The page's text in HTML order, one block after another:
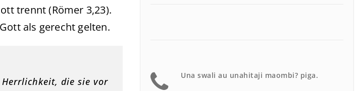
trennt (Römer 3,23).
als gerecht gelten.
die sie vor
Una swali au unahitaji maombi? piga.